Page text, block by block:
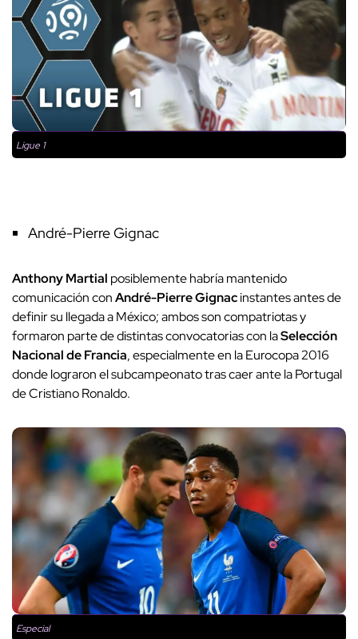
Ligue 1
André-Pierre Gignac
Anthony Martial posiblemente habría mantenido
comunicación conAndré-Pierre Gignacinstantes antes de
definir su llegada a México; ambos son compatriotas y
formaron parte de distintas convocatorias con laSelección
Nacional de Francia, especialmente en la Eurocopa 2016
donde lograron el subcampeonato tras caer ante la Portugal
de Cristiano Ronaldo.
Especial